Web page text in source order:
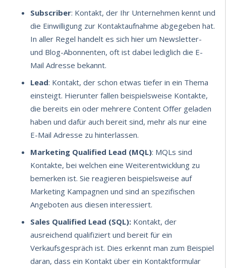
Subscriber: Kontakt, der Ihr Unternehmen kennt und
die Einwilligung zur Kontaktaufnahme abgegeben hat.
In aller Regel handelt es sich hier um Newsletter-
und Blog-Abonnenten, oft ist dabei lediglich die E-
Mail Adresse bekannt.
Lead: Kontakt, der schon etwas tiefer in ein Thema
einsteigt. Hierunter fallen beispielsweise Kontakte,
die bereits ein oder mehrere Content Offer geladen
haben und dafür auch bereit sind, mehr als nur eine
E-Mail Adresse zu hinterlassen.
Marketing Qualified Lead (MQL): MQLs sind
Kontakte, bei welchen eine Weiterentwicklung zu
bemerken ist. Sie reagieren beispielsweise auf
Marketing Kampagnen und sind an spezifischen
Angeboten aus diesen interessiert.
Sales Qualified Lead (SQL): Kontakt, der
ausreichend qualifiziert und bereit für ein
Verkaufsgespräch ist. Dies erkennt man zum Beispiel
daran, dass ein Kontakt über ein Kontaktformular